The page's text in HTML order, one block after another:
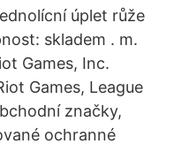
úplet růže
skladem . m.
Games, Inc.
Games, League
značky,
ochranné